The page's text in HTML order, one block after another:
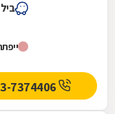
ביל"ו 2,
ייפתח